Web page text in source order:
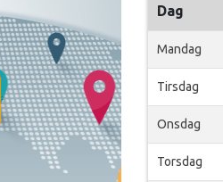
Dag
Mandag
Tirsdag
Onsdag
Torsdag